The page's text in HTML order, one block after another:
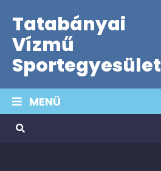
Tatabányai
Vízmű
Sportegyesület
MENÜ